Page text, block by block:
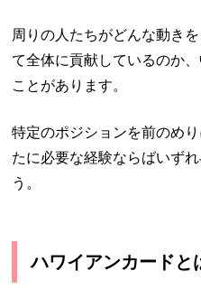
周りの人たちがどんな動き
て全体に貢献しているのか
ことがあります。
特定のポジションを前のめ
たに必要な経験ならばいず
う。
ハワイアンカードと